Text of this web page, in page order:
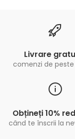
Livrare
comenzi de peste
Obțineți 10%
când te înscrii la